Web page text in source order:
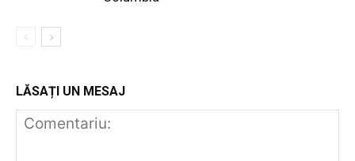
LĂSAȚI UN MESAJ